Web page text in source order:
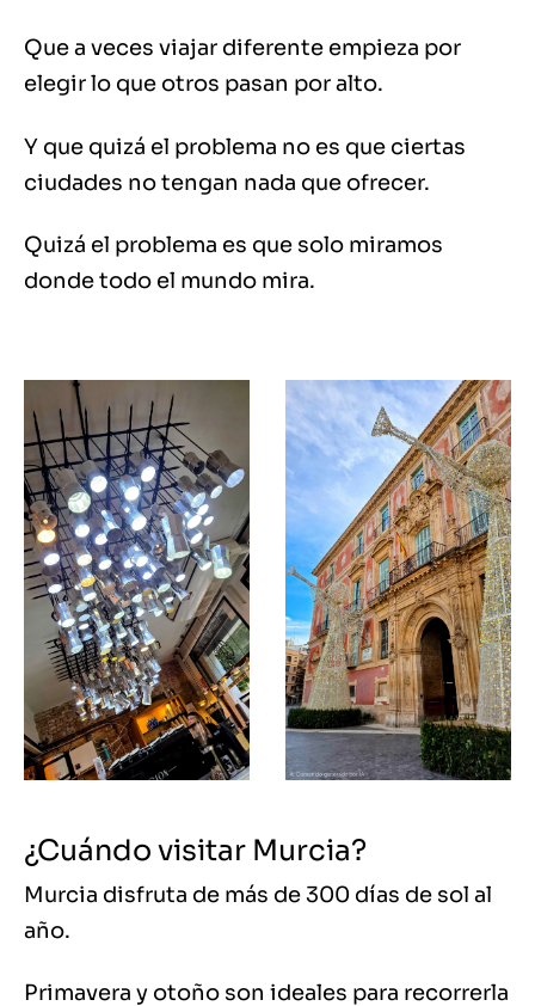
Que a veces viajar diferente empieza por
elegir lo que otros pasan por alto.
Y que quizá el problema no es que ciertas
ciudades no tengan nada que ofrecer.
Quizá el problema es que solo miramos
donde todo el mundo mira.
¿Cuándo visitar Murcia?
Murcia disfruta de más de 300 días de sol al
año.
Primavera y otoño son ideales para recorrerla